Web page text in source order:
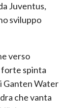
Juventus,
sviluppo
verso
forte spinta
Ganten Water
che vanta